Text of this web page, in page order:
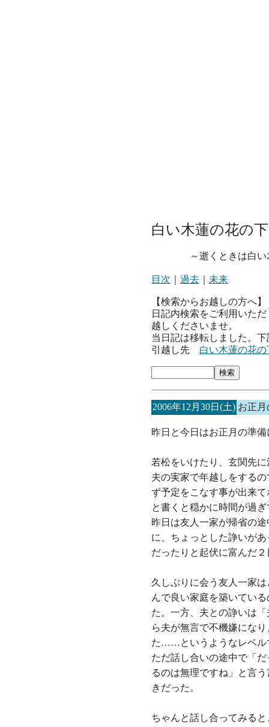
白い木蓮の花の
～逝くときは白い木
目次 過去 未来
【検索からお越しの方へ】
日記内検索をご利用いた
越しくださいませ。
当日記は移転しました。
引越し先 白い木蓮の花の
2006年12月30日(土) お正
昨日と今日はお正月の準
若松をいけたり、玄関先
夫の実家で年越しをする
ず予定をこなす事が出来
と書くと穏かに時間が過
昨日は友人一家が帰省の
に、ちょっとした諍いが
だったりと起伏に富んだ
久しぶりに会う友人一家
んで良い家庭を築いてい
た。一方、夫との諍いは
ら夫が無言で不機嫌にな
た……というようなレベル
ただ話し合いの途中で「
るのは無理ですね」と言
きだった。
ちゃんと話し合ってみる